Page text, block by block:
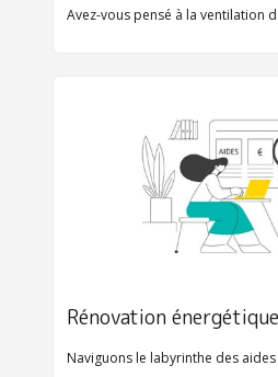
Avez-vous pensé à la ventilation
Rénovation énergétique
Naviguons le labyrinthe des